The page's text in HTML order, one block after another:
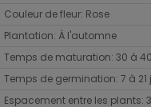
Couleur de fleur: Rose
Plantation: À l'automne
Temps de maturation: 30 à
Temps de germination: 7 à 21
Espacement entre les plants: